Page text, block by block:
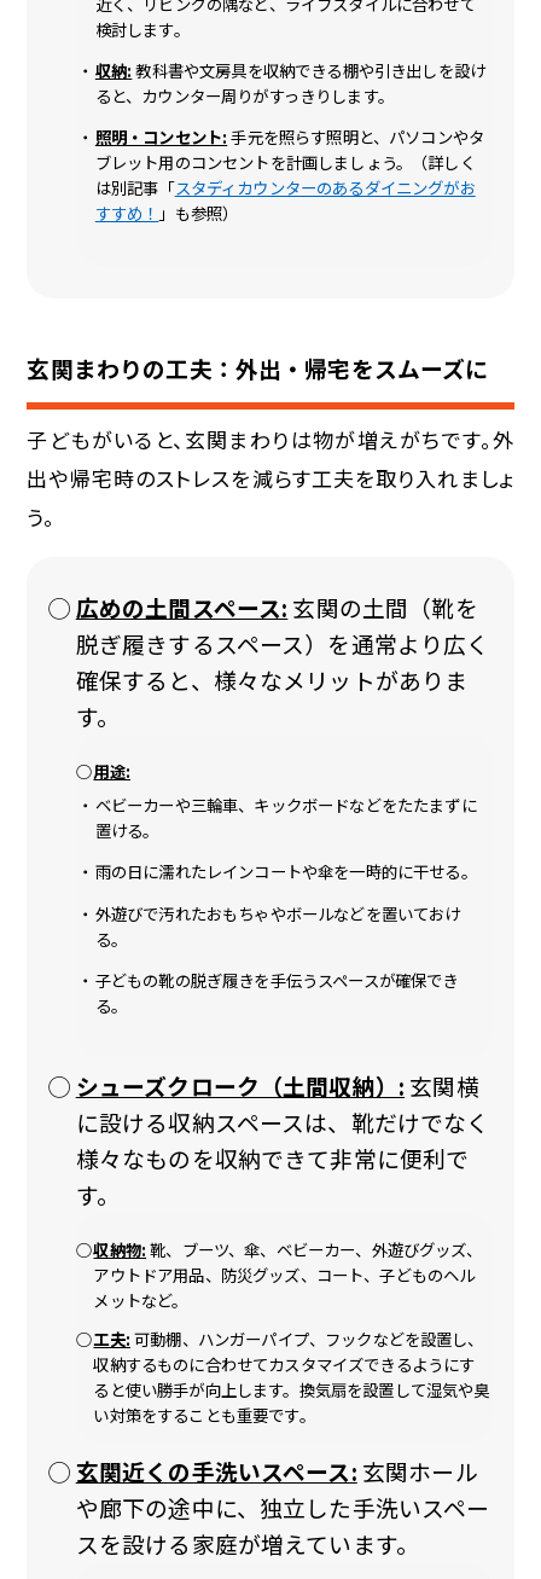
検討します。
収納: 教科書や文房具を収納できる棚や引き出しを設け
ると、カウンター周りがすっきりします。
照明・コンセント: 手元を照らす照明と、パソコンやタ
ブレット用のコンセントを計画しましょう。（詳しく
は別記事「スタディカウンターのあるダイニングがお
すすめ！ 」も参照）
玄関まわりの工夫：外出・帰宅をスムーズに
子どもがいると、玄関まわりは物が増えがちです。外
出や帰宅時のストレスを減らす工夫を取り入れましょ
う。
広めの土間スペース: 玄関の土間（靴を
脱ぎ履きするスペース）を通常より広く
確保すると、様々なメリットがありま
す。
用途:
ベビーカーや三輪車、キックボードなどをたたまずに
置ける。
雨の日に濡れたレインコートや傘を一時的に干せる。
外遊びで汚れたおもちゃやボールなどを置いておけ
る。
子どもの靴の脱ぎ履きを手伝うスペースが確保でき
る。
シューズクローク（土間収納）: 玄関横
に設ける収納スペースは、靴だけでなく
様々なものを収納できて非常に便利で
す。
収納物: 靴、ブーツ、傘、ベビーカー、外遊びグッズ、
アウトドア用品、防災グッズ、コート、子どものヘル
メットなど。
工夫: 可動棚、ハンガーパイプ、フックなどを設置し、
収納するものに合わせてカスタマイズできるようにす
ると使い勝手が向上します。換気扇を設置して湿気や臭
い対策をすることも重要です。
玄関近くの手洗いスペース: 玄関ホール
や廊下の途中に、独立した手洗いスペー
スを設ける家庭が増えています。